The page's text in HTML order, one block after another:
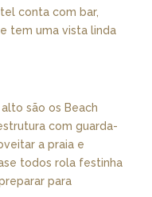
conta com bar,
tem uma vista linda
são os Beach
com guarda-
a praia e
todos rola festinha
para